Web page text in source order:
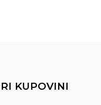
KUPOVINI